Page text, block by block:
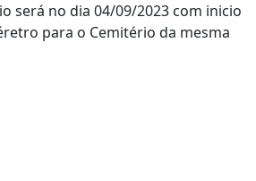
será no dia 04/09/2023 com inicio
para o Cemitério da mesma